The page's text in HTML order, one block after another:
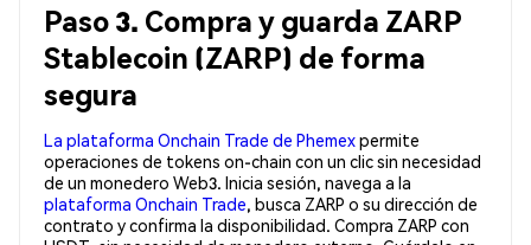
Paso 3. Compra y guarda ZARP
Stablecoin (ZARP) de forma
segura
La plataforma Onchain Trade de Phemexpermite
operaciones de tokens on-chain con un clic sin necesidad
de un monedero Web3. Inicia sesión, navega a la
plataforma Onchain Trade, busca ZARP o su dirección de
contrato y confirma la disponibilidad. Compra ZARP con